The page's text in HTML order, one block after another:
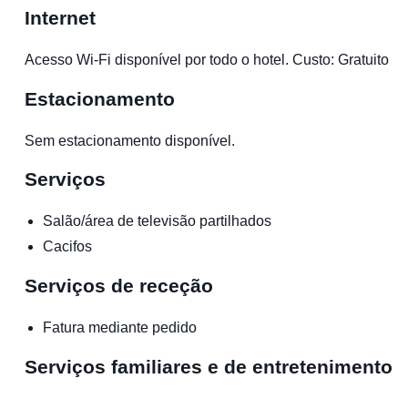
Internet
Acesso Wi-Fi disponível por todo o hotel. Custo: Gratuito
Estacionamento
Sem estacionamento disponível.
Serviços
Salão/área de televisão partilhados
Cacifos
Serviços de receção
Fatura mediante pedido
Serviços familiares e de entretenimento